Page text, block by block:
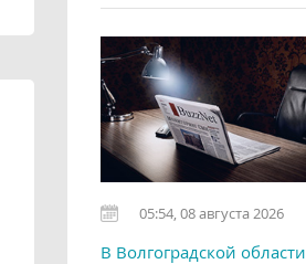
05:54, 08 августа 2026
В Волгоградской области